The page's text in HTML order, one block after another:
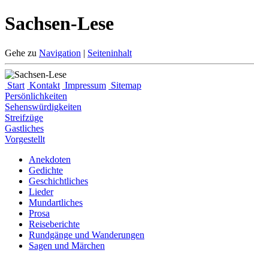
Sachsen-Lese
Gehe zu Navigation | Seiteninhalt
Start Kontakt Impressum Sitemap
Persönlichkeiten
Sehenswürdigkeiten
Streifzüge
Gastliches
Vorgestellt
Anekdoten
Gedichte
Geschichtliches
Lieder
Mundartliches
Prosa
Reiseberichte
Rundgänge und Wanderungen
Sagen und Märchen